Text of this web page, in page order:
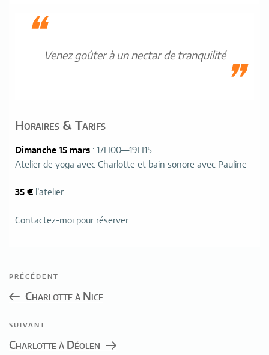
Venez goûter à un nectar de tranquilité
Horaires & Tarifs
Dimanche 15 mars : 17H00—19H15
Atelier de yoga avec Charlotte et bain sonore avec Pauline
35 € l’atelier
Contactez-moi pour réserver.
Navigation
l’article
Article
précédent
PRÉCÉDENT
Charlotte à Nice
Article
suivant
SUIVANT
Charlotte à Déolen